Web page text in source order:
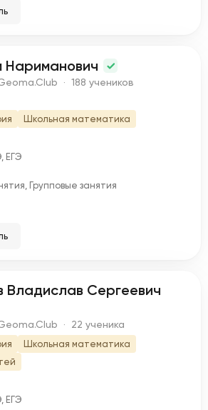
Нариманович
· 188 учеников
Школьная математика
ЕГЭ
Групповые занятия
Владислав Сергеевич
· 22 ученика
Школьная математика
ЕГЭ